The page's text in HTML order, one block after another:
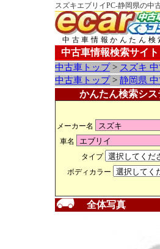
スズキエブリイPC-静岡県の中
中古車情報かんたん検
中古車情報検索サイト
中古車トップ> スズキ
中古車トップ> 静岡県
かんたん検索シス
メーカー名
車名
タイプ
ボディカラー
全体写真